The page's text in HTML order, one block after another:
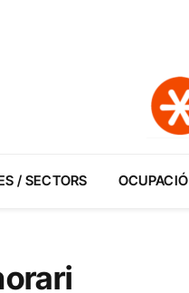
/ SECTORS OCUPACIÓ